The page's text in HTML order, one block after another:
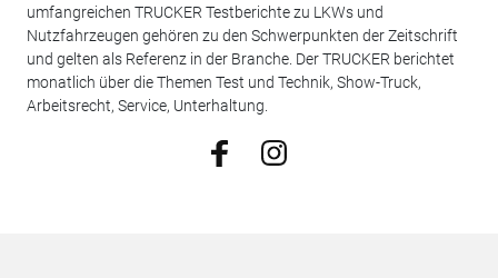
umfangreichen TRUCKER Testberichte zu LKWs und
Nutzfahrzeugen gehören zu den Schwerpunkten der Zeitschrift
und gelten als Referenz in der Branche. Der TRUCKER berichtet
monatlich über die Themen Test und Technik, Show-Truck,
Arbeitsrecht, Service, Unterhaltung.